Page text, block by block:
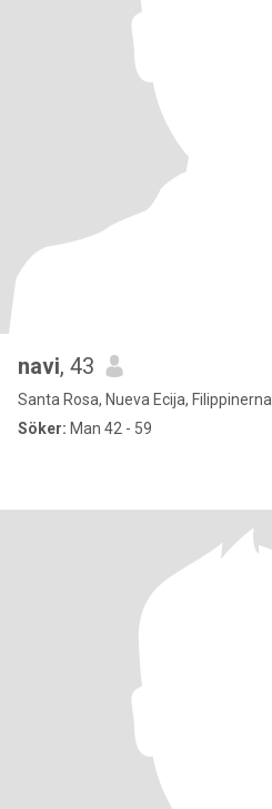
navi, 43
Santa Rosa, Nueva Ecija, Filippinerna
Söker: Man 42 - 59